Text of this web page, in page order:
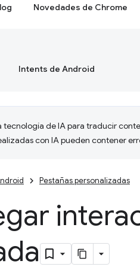
Novedades de Chrome
Intents de Android
tecnología de IA para traducir
con IA pueden contener
Pestañas personalizadas